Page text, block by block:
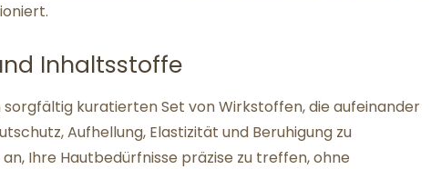
Inhaltsstoffe
kuratierten Set von Wirkstoffen, die aufeinander
Aufhellung, Elastizität und Beruhigung zu
Ihre Hautbedürfnisse präzise zu treffen, ohne